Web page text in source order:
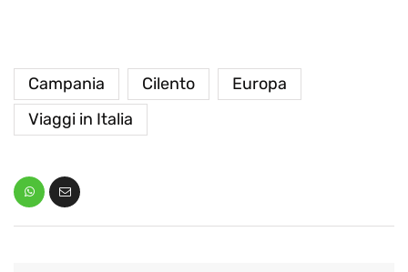
Campania Cilento
Europa
Viaggi in Italia